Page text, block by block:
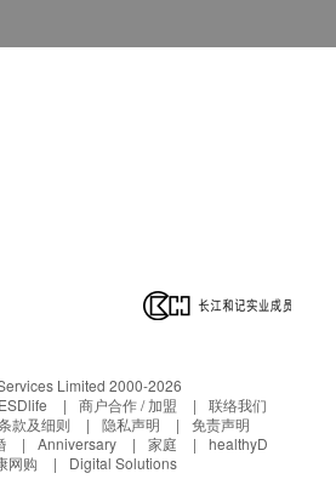
Limited 2000-2026
商户合作 / 加盟
联络我们
款及细则 隐私声明
免责声明
Anniversary 家庭
healthyD
网购
Digital Solutions